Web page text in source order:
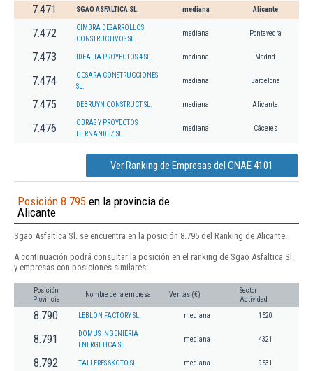
7.471 SGAO ASFALTICA SL. mediana Alicante
7.472
CIMBRA DESARROLLOS
CONSTRUCTIVOS SL.
mediana Pontevedra
7.473 IDEALIA PROYECTOS 4 SL. mediana Madrid
7.474
OCSARA CONSTRUCCIONES
SL.
mediana Barcelona
7.475 DEBRUYN CONSTRUCT SL. mediana Alicante
7.476
OBRAS Y PROYECTOS
HERNANDEZ SL.
mediana Cáceres
Ver Ranking de Empresas del CNAE 4101
Posición 8.795 en la provincia de
Alicante
Sgao Asfaltica Sl. se encuentra en la posición 8.795 del Ranking de Alicante.
A continuación podrá consultar la posición en el ranking de Sgao Asfaltica Sl.
y empresas con posiciones similares:
Posición
Provincia
Nombre de la empresa Ventas (€)
Sector
Actividad
8.790 LEBLON FACTORY SL. mediana 1520
8.791
DOMUS INGENIERIA
ENERGETICA SL
mediana 4321
8.792 TALLERES SKOTO SL mediana 9531